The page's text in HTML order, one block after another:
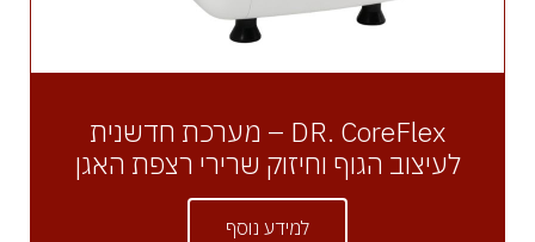
DR. CoreFlex – מערכת חדשנית
לעיצוב הגוף וחיזוק שרירי רצפת האגן
למידע נוסף